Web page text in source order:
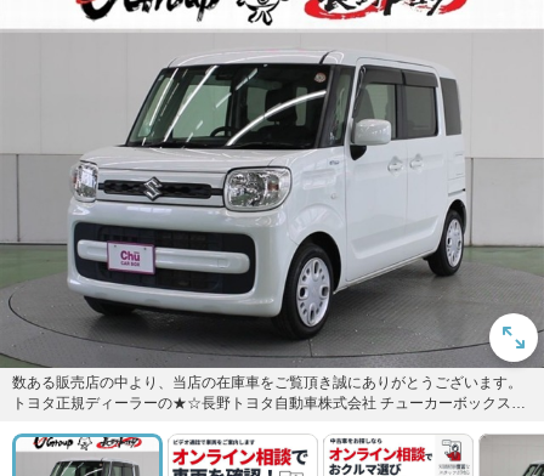
数ある販売店の中より、当店の在庫車をご覧頂き誠にありがとうございます。
トヨタ正規ディーラーの★☆長野トヨタ自動車株式会社 チューカーボックス上